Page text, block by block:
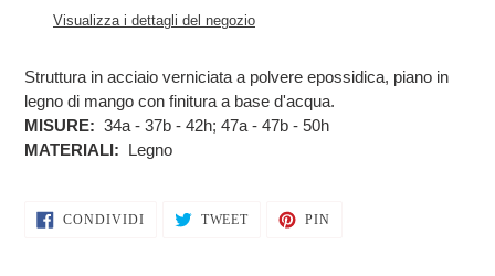
prodottoVisualizza i dettagli del negozio
Struttura in acciaio verniciata a polvere epossidica, piano in
legno di mango con finitura a base d'acqua.
MISURE: 34a - 37b - 42h; 47a - 47b - 50h
MATERIALI: Legno
CONDIVIDICONDIVIDITWEETTWITTA PIN